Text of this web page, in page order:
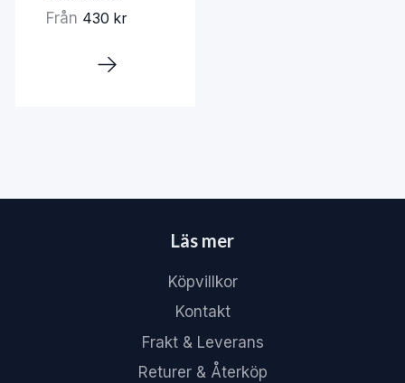
Från 430 kr
Läs mer
Köpvillkor
Kontakt
Frakt & Leverans
Returer & Återköp